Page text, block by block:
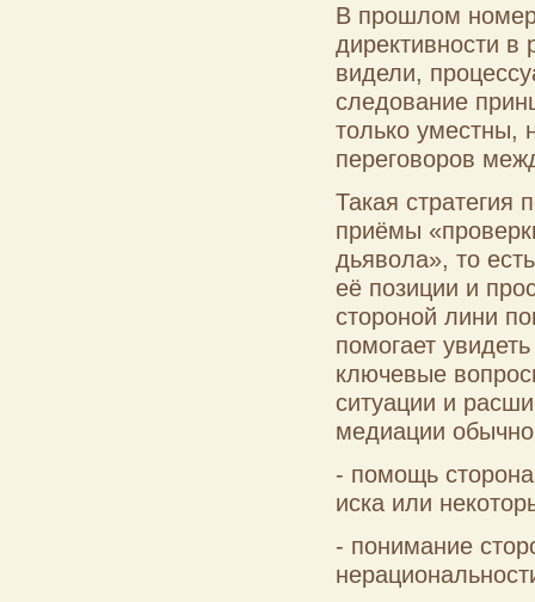
В прошлом
директивности
видели,
следование
только уместны,
переговоров
Такая стратегия
приёмы
дьявола», то
её позиции и
стороной лини
помогает
ключевые
ситуации и
медиации
- помощь
иска или
- понимание